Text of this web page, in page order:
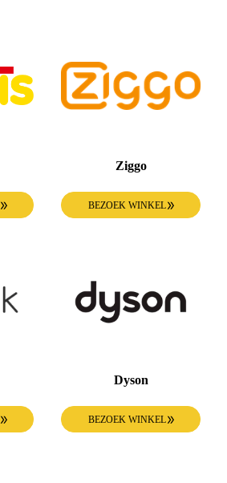
Ziggo
BEZOEK WINKEL
Dyson
BEZOEK WINKEL